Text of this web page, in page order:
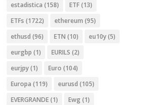
estadistica (158) ETF(13)
ETFs (1722) ethereum (95)
ethusd (96) ETN (10) eu10y(5)
eurgbp (1) EURILS (2)
eurjpy(1) Euro (104)
Europa (119) eurusd (105)
EVERGRANDE(1) Ewg (1)